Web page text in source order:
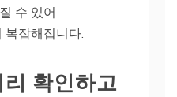
수 있어
복잡해집니다.
확인하고